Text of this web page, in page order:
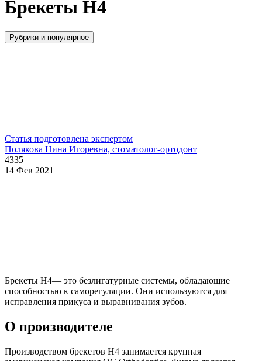
Брекеты H4
Рубрики и популярное
Статья подготовлена экспертом
Полякова Нина Игоревна, стоматолог-ортодонт
4335
14 Фев 2021
Брекеты H4— это безлигатурные системы, обладающие
способностью к саморегуляции. Они используются для
исправления прикуса и выравнивания зубов.
О производителе
Производством брекетов H4 занимается крупная